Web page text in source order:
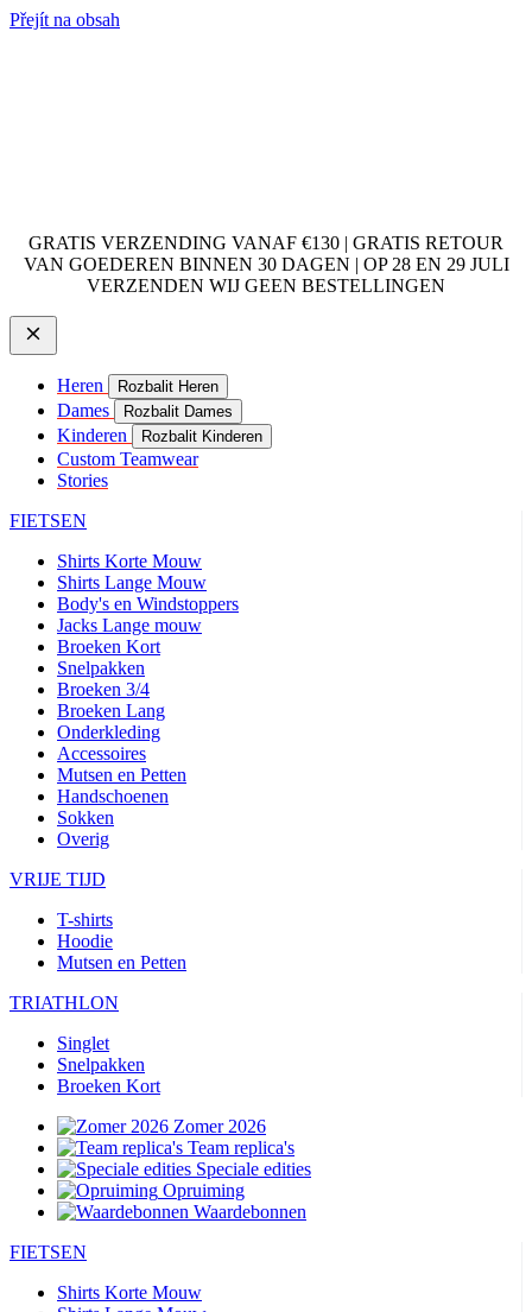
Přejít na obsah
GRATIS VERZENDING VANAF €130 | GRATIS RETOUR
VAN GOEDEREN BINNEN 30 DAGEN | OP 28 EN 29 JULI
VERZENDEN WIJ GEEN BESTELLINGEN
Heren Rozbalit Heren
Dames Rozbalit Dames
Kinderen Rozbalit Kinderen
Custom Teamwear
Stories
FIETSEN
Shirts Korte Mouw
Shirts Lange Mouw
Body's en Windstoppers
Jacks Lange mouw
Broeken Kort
Snelpakken
Broeken 3/4
Broeken Lang
Onderkleding
Accessoires
Mutsen en Petten
Handschoenen
Sokken
Overig
VRIJE TIJD
T-shirts
Hoodie
Mutsen en Petten
TRIATHLON
Singlet
Snelpakken
Broeken Kort
Zomer 2026
Team replica's
Speciale edities
Opruiming
Waardebonnen
FIETSEN
Shirts Korte Mouw